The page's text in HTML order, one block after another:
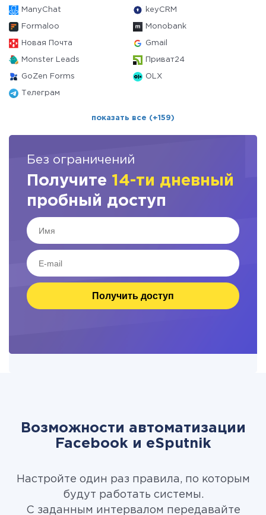
ManyChat keyCRM
Formaloo Monobank
Новая Почта Gmail
Monster Leads Приват24
GoZen Forms OLX
Телеграм
показать все (+159)
Без ограничений
Получите 14-ти дневный
пробный доступ
Получить доступ
Возможности автоматизации
Facebook и eSputnik
Настройте один раз правила, по которым
будут работать системы.
С заданным интервалом передавайте